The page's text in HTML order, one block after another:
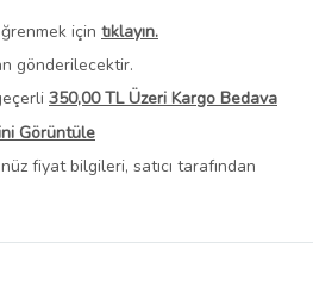
için tıklayın.
gönderilecektir.
350,00 TL Üzeri Kargo Bedava
Görüntüle
fiyat bilgileri, satıcı tarafından